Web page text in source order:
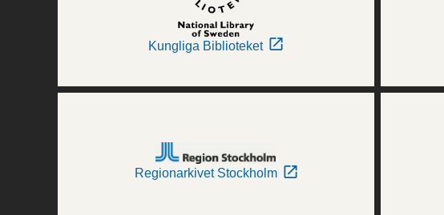
Kungliga Biblioteket
Regionarkivet Stockholm